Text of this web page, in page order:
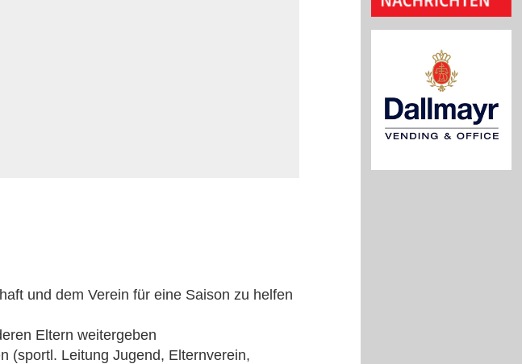
und dem Verein für eine Saison zu helfen
Eltern weitergeben
(sportl. Leitung Jugend, Elternverein,